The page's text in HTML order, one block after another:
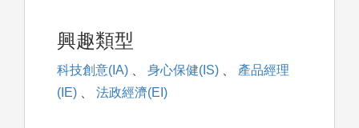
興趣類型
科技創意(IA) 、 身心保健(IS) 、
產品經理
(IE) 、 法政經濟(EI)